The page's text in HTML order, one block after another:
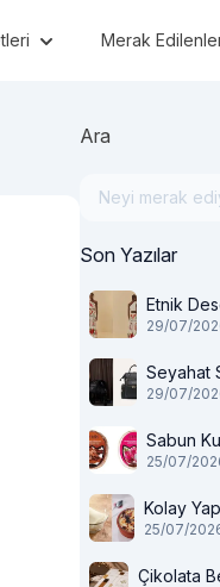
Merak
Ara
Son Yazılar
Etnik
29/07/
Seyahat
29/07/
Sabun
25/07/
Kolay
Nelerdir?
25/07/
Çikolata